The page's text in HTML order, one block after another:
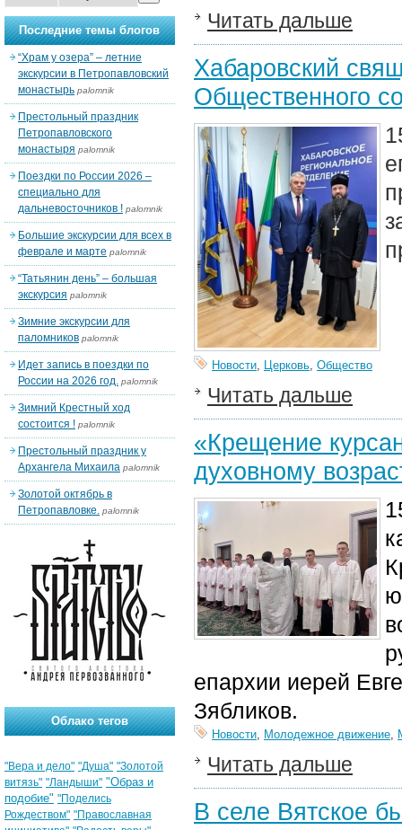
Читать дальше
Хабаровский
Общественного
Новости, Церковь, Общество
Читать дальше
«Крещение
духовному
епархии иерей
Зябликов.
Новости, Молодежное движение,
Читать дальше
В селе Вятское
Последние темы блогов
“Храм у озера” – летние
экскурсии в Петропавловский
монастырь palomnik
Престольный праздник
Петропавловского
монастыря palomnik
Поездки по России 2026 –
специально для
дальневосточников ! palomnik
Большие экскурсии для всех в
феврале и марте palomnik
“Татьянин день” – большая
экскурсия palomnik
Зимние экскурсии для
паломников palomnik
Идет запись в поездки по
России на 2026 год. palomnik
Зимний Крестный ход
состоится ! palomnik
Престольный праздник у
Архангела Михаила palomnik
Золотой октябрь в
Петропавловке. palomnik
Облако тегов
"Вера и дело" "Душа" "Золотой
витязь" "Ландыши" "Образ и
подобие" "Поделись
Рождеством" "Православная